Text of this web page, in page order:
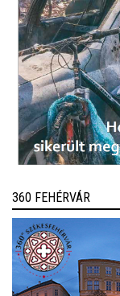
360 FEHÉRVÁR